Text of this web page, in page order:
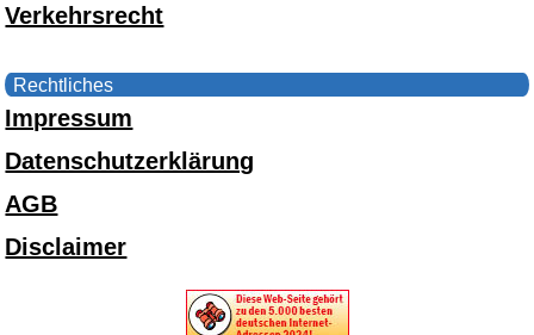
Verkehrsrecht
Rechtliches
Impressum
Datenschutzerklärung
AGB
Disclaimer